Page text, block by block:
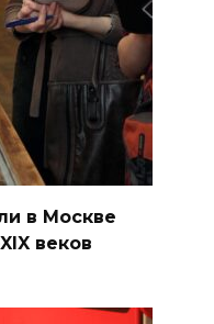
в Москве
веков